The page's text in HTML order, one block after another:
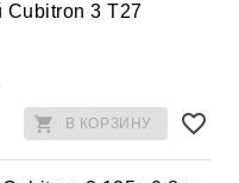
Cubitron 3 T27
В КОРЗИНУ